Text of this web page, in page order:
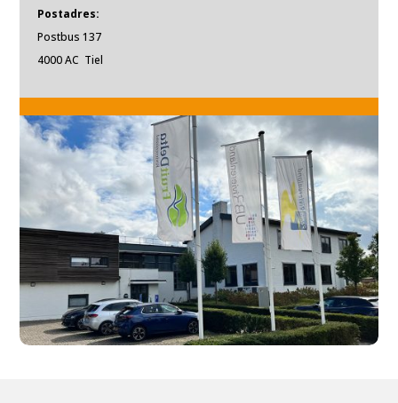
Postadres:
Postbus 137
4000 AC Tiel